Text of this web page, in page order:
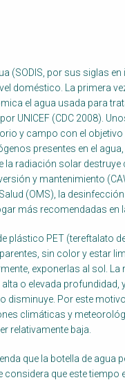
(SODIS, por sus siglas
doméstico. La primera
el agua usada para
UNICEF (CDC 2008).
y campo con el
presentes en el
radiación solar
y mantenimiento
(OMS), la
más recomendadas en
plástico PET (tereftalato
sin color y estar
exponerlas al sol.
o elevada
disminuye. Por este
climáticas y
relativamente baja.
que la botella de
que este tiempo